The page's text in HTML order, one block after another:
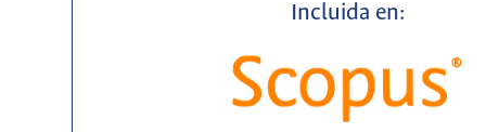
Incluida en: